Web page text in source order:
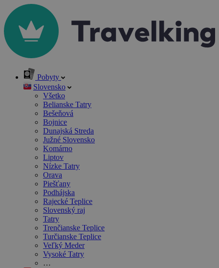
Pobyty
Slovensko
Všetko
Belianske Tatry
Bešeňová
Bojnice
Dunajská Streda
Južné Slovensko
Komárno
Liptov
Nízke Tatry
Orava
Piešťany
Podhájska
Rajecké Teplice
Slovenský raj
Tatry
Trenčianske Teplice
Turčianske Teplice
Veľký Meder
Vysoké Tatry
…